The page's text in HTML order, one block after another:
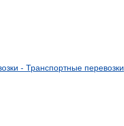
- Транспортные перевозки